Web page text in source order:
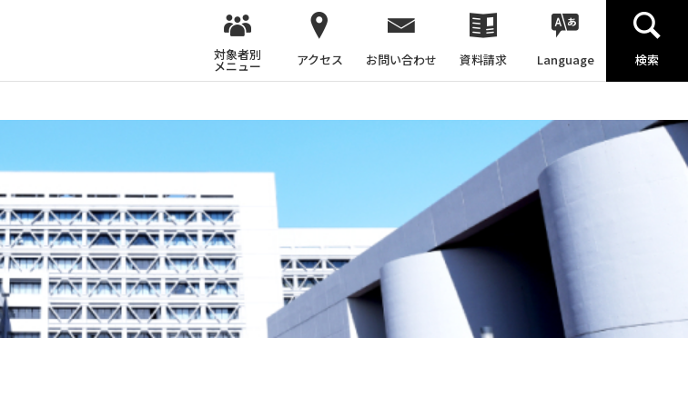
対象者別
メニュー アクセス お問い合わせ 資料請求 Language 検索